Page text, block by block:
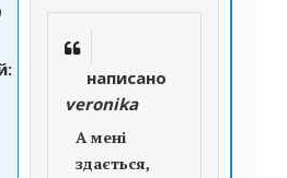
написано
veronika
А мені
здається,